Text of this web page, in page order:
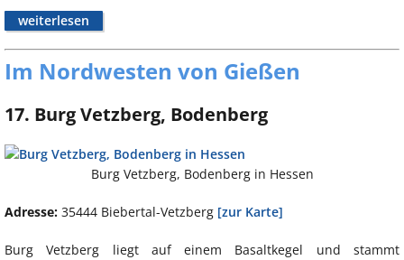
weiterlesen
Im Nordwesten von Gießen
17. Burg Vetzberg, Bodenberg
Burg Vetzberg, Bodenberg in Hessen
Adresse: 35444 Biebertal-Vetzberg [zur Karte]
Burg Vetzberg liegt auf einem Basaltkegel und stammt